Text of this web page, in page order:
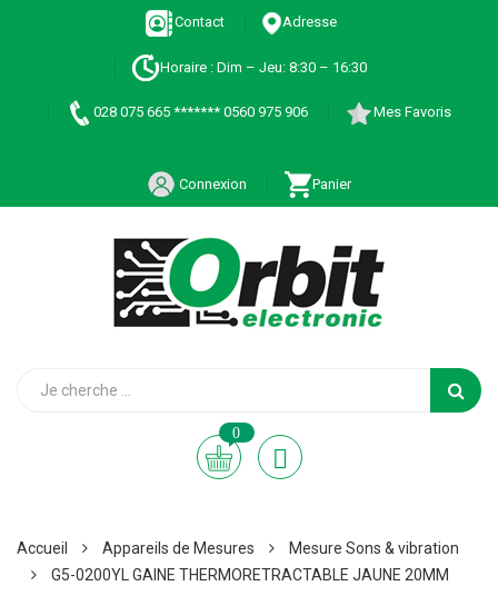
Contact Adresse
Horaire : Dim – Jeu: 8:30 – 16:30
028 075 665 ******* 0560 975 906 Mes Favoris
Connexion Panier
0
Accueil Appareils de Mesures
Mesure Sons & vibration
G5-0200YL GAINE THERMORETRACTABLE JAUNE 20MM